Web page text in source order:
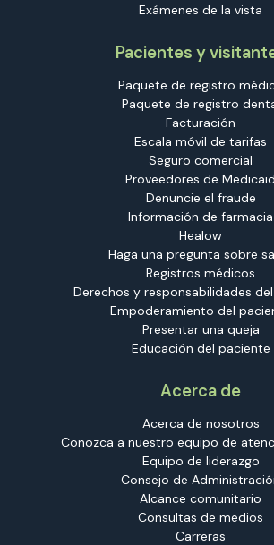
Exámenes de la vista
Pacientes y
Paquete de registro
Paquete de registro
Facturación
Escala móvil de tarifas
Seguro comercial
Proveedores de Medicaid
Denuncie el fraude
Información de farmacia
Healow
Haga una pregunta sobre
Registros médicos
Derechos y responsabilidades
Empoderamiento del
Presentar una queja
Educación del paciente
Acerca de
Acerca de nosotros
Conozca a nuestro equipo de
Equipo de liderazgo
Consejo de
Alcance comunitario
Consultas de medios
Carreras